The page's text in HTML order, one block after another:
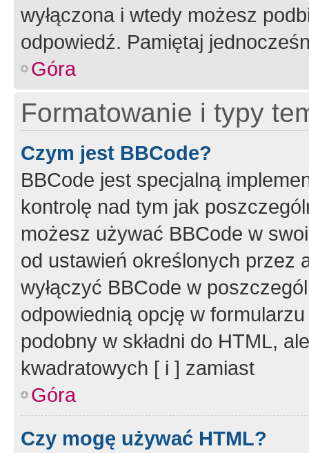
wyłączona i wtedy możesz
odpowiedź. Pamiętaj
Góra
Formatowanie i typy
Czym jest BBCode?
BBCode jest specjalną
kontrolę nad tym jak
możesz używać BBCode w
od ustawień określonych przez
wyłączyć BBCode w
odpowiednią opcję w
podobny w składni do HTML,
kwadratowych [ i ] zamiast
Góra
Czy mogę używać HTML?